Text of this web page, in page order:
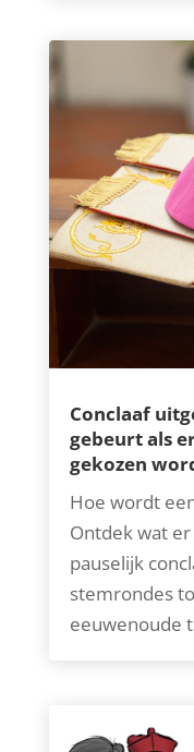
Conclaaf
gebeurt als
gekozen
Hoe wordt
Ontdek wat
pauselijk
stemrondes
eeuwenoude